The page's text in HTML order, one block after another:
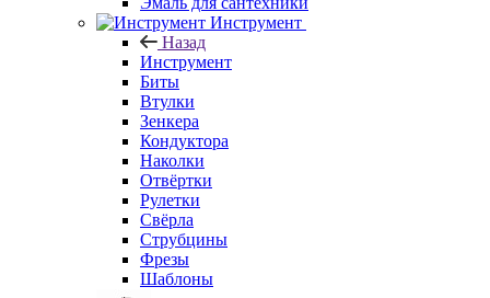
Инструмент
Назад
Инструмент
Биты
Втулки
Зенкера
Кондуктора
Наколки
Отвёртки
Рулетки
Свёрла
Струбцины
Фрезы
Шаблоны